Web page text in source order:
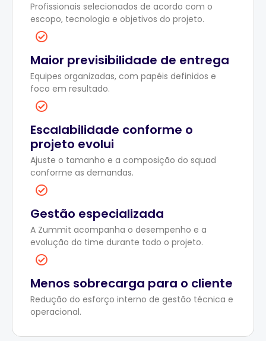
Profissionais selecionados de acordo com o
escopo, tecnologia e objetivos do projeto.
Maior previsibilidade de entrega
Equipes organizadas, com papéis definidos e
foco em resultado.
Escalabilidade conforme o
projeto evolui
Ajuste o tamanho e a composição do squad
conforme as demandas.
Gestão especializada
A Zummit acompanha o desempenho e a
evolução do time durante todo o projeto.
Menos sobrecarga para o cliente
Redução do esforço interno de gestão técnica e
operacional.